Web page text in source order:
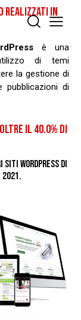
REALIZZATI IN
è una
di temi
la gestione di
pubblicazioni di
IL 40.0% DI
SITI WORDPRESS DI
2021.